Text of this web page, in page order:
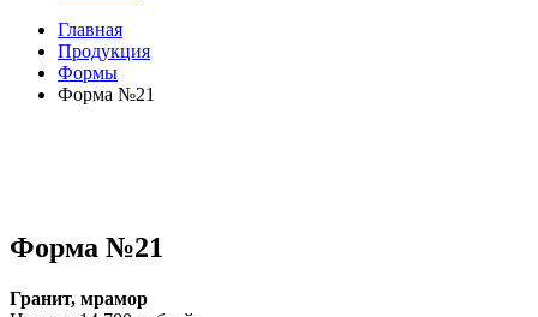
Главная
Продукция
Формы
Форма №21
Форма №21
Гранит, мрамор